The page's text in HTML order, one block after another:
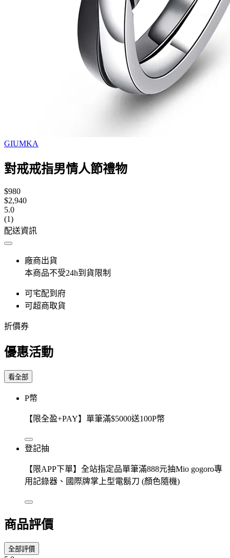
GIUMKA
對戒戒指男情人節禮物
$980
$2,940
5.0
(1)
配送資訊
廠商出貨
本商品不受24h到貨限制
可宅配到府
可超商取貨
折價券
優惠活動
看全部
P幣
【限全盈+PAY】單筆滿$5000送100P幣
登記抽
【限APP下單】全站指定品單筆滿888元抽Mio gogoro專
用記錄器、國際牌掌上型電鬍刀 (顏色隨機)
商品評價
全部評價